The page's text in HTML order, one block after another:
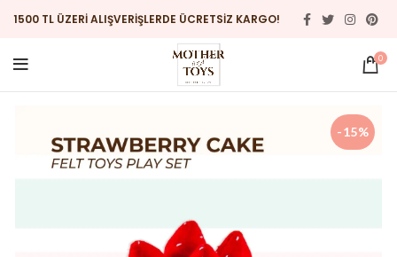
1500 TL ÜZERİ ALIŞVERİŞLERDE ÜCRETSİZ KARGO!
0
-15%